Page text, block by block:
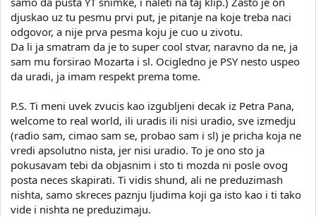
djuskao uz tu pesmu prvi put, je pitanje na koje treba naci
odgovor, a nije prva pesma koju je cuo u zivotu.
Da li ja smatram da je to super cool stvar, naravno da ne, ja
sam mu forsirao Mozarta i sl. Ocigledno je PSY nesto uspeo
da uradi, ja imam respekt prema tome.
P.S. Ti meni uvek zvucis kao izgubljeni decak iz Petra Pana,
welcome to real world, ili uradis ili nisi uradio, sve izmedju
(radio sam, cimao sam se, probao sam i sl) je pricha koja ne
vredi apsolutno nista, jer nisi uradio. To je ono sto ja
pokusavam tebi da objasnim i sto ti mozda ni posle ovog
posta neces skapirati. Ti vidis shund, ali ne preduzimash
nishta, samo skreces paznju ljudima koji ga isto kao i ti tako
vide i nishta ne preduzimaju.